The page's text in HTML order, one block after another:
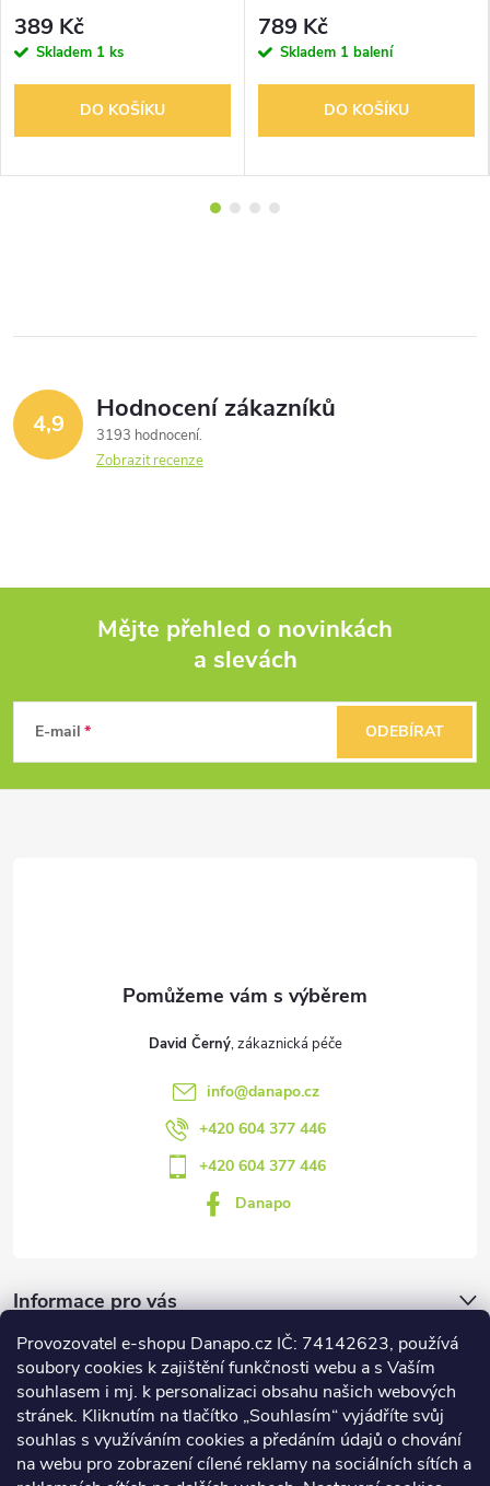
Provozovatel e-shopu Danapo.cz IČ: 74142623, používá
soubory cookies k zajištění funkčnosti webu a s Vaším
souhlasem i mj. k personalizaci obsahu našich webových
stránek. Kliknutím na tlačítko „Souhlasím“ vyjádříte svůj
souhlas s využíváním cookies a předáním údajů o chování
na webu pro zobrazení cílené reklamy na sociálních sítích a
389 Kč
Skladem 1 ks
DO KOŠÍKU
789 Kč
Skladem 1 balení
DO KOŠÍKU
4,9 Hodnocení zákazníků
3193 hodnocení
Zobrazit recenze
p
Mějte přehled o novinkách
a slevách
E-mail ODEBÍRAT
David Černý
info@danapo.cz
+420 604 377 446
+420 604 377 446
Danapo
Informace pro vás
Dotazník
Co upřednosťnujete?
Počet hlasů:437